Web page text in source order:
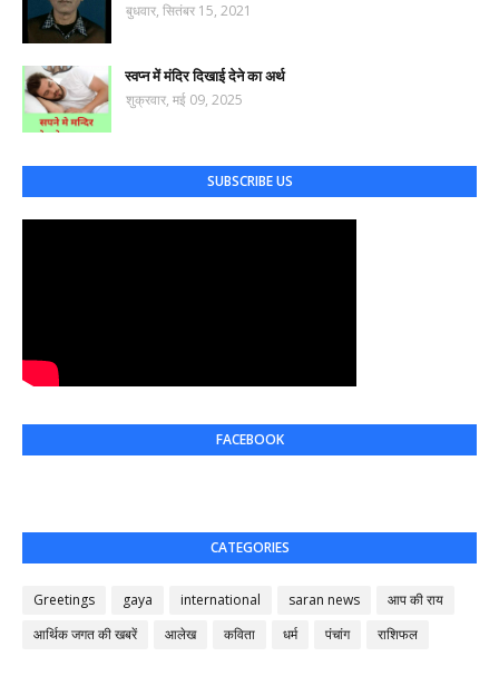
बुधवार, सितंबर 15, 2021
स्वप्न में मंदिर दिखाई देने का अर्थ
शुक्रवार, मई 09, 2025
SUBSCRIBE US
FACEBOOK
CATEGORIES
Greetings gaya international saran news
आप की राय
आर्थिक जगत की खबरें
आलेख कविता धर्म पंचांग राशिफल